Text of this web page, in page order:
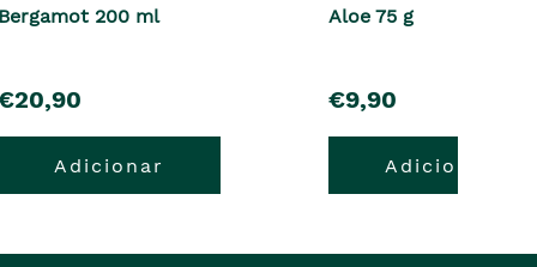
Bergamot 200 ml
Adicionar
Aloe 75 g
pre�o
€9,90
Adicionar